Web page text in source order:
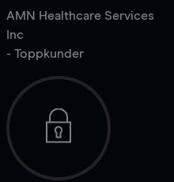
AMN Healthcare Services
Inc
- Toppkunder